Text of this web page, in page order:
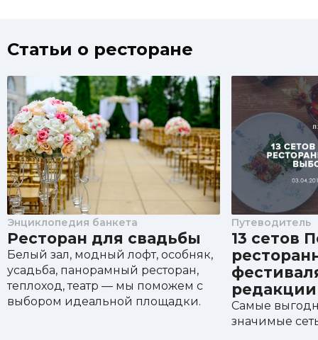
Статьи о ресторане
Энциклопедия банкета
Ресторан для свадьбы
Белый зал, модный лофт, особняк,
усадьба, панорамный ресторан,
теплоход, театр — мы поможем с
выбором идеальной площадки.
Путеводитель
13 сетов
редакции
Самые
значимые